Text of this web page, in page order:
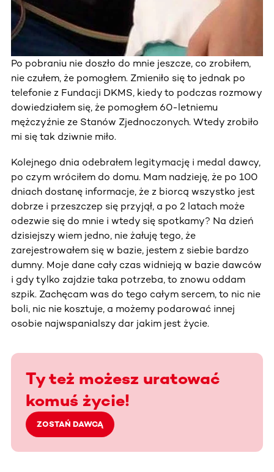
Po pobraniu nie doszło do mnie jeszcze, co zrobiłem,
nie czułem, że pomogłem. Zmieniło się to jednak po
telefonie z Fundacji DKMS, kiedy to podczas rozmowy
dowiedziałem się, że pomogłem 60-letniemu
mężczyźnie ze Stanów Zjednoczonych. Wtedy zrobiło
mi się tak dziwnie miło.
Kolejnego dnia odebrałem legitymację i medal dawcy,
po czym wróciłem do domu. Mam nadzieję, że po 100
dniach dostanę informacje, że z biorcą wszystko jest
dobrze i przeszczep się przyjął, a po 2 latach może
odezwie się do mnie i wtedy się spotkamy? Na dzień
dzisiejszy wiem jedno, nie żałuję tego, że
zarejestrowałem się w bazie, jestem z siebie bardzo
dumny. Moje dane cały czas widnieją w bazie dawców
i gdy tylko zajdzie taka potrzeba, to znowu oddam
szpik. Zachęcam was do tego całym sercem, to nic nie
boli, nic nie kosztuje, a możemy podarować innej
osobie najwspanialszy dar jakim jest życie.
Ty też możesz uratować
komuś życie!
ZOSTAŃ DAWCĄ